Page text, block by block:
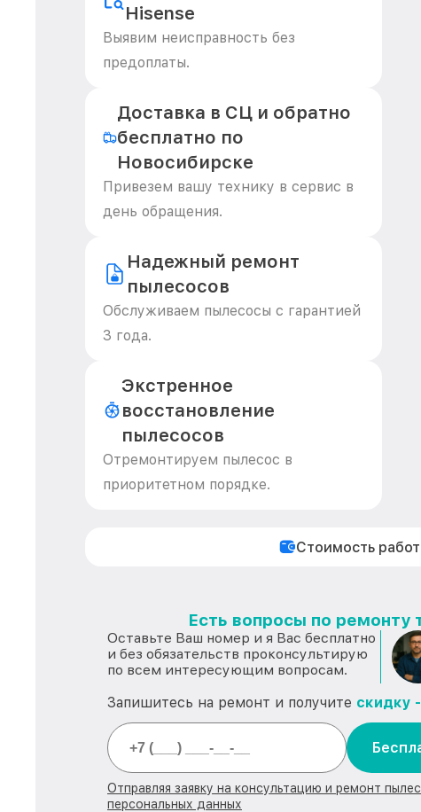
Hisense
Выявим неисправность без
предоплаты.
Доставка в СЦ и обратно
бесплатно по
Новосибирске
Привезем вашу технику в сервис в
день обращения.
Надежный ремонт
пылесосов
Обслуживаем пылесосы с гарантией
3 года.
Экстренное
восстановление
пылесосов
Отремонтируем пылесос в
приоритетном порядке.
Стоимость работ
Есть вопросы по ремонту
Оставьте Ваш номер и я Вас бесплатно
и без обязательств проконсультирую
по всем интересующим вопросам.
Запишитесь на ремонт и получите скидку
Отправляя заявку на консультацию и ремонт
персональных данных